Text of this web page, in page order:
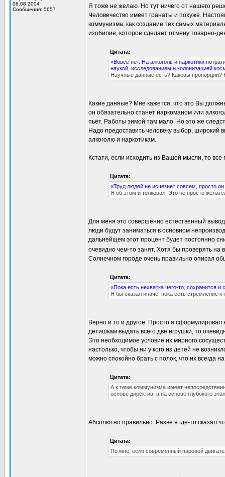
06.08.2004
Сообщения: 5657
Я тоже не желаю. Но тут ничего от нашего
Человечество имеет гранаты и похуже.
коммунизма, как создание тех самых
изобилие, которое сделает отмену товарно-
Цитата:
«Вовсе нет. На алкоголь и наркотики
наукой, исследованием и колонизацией
Научные данные есть? Каковы пропорции?
Какие данные? Мне кажется, что это Вы
он обязательно станет наркоманом или
пьёт. Работы зимой там мало. Но это же
Надо предоставить человеку выбор, широкий
алкоголю и наркотикам.
Кстати, если исходить из Вашей мысли, то
Цитата:
«Труд людей не исчезнет совсем, просто
Я об этом и толковал. Это не просто
Для меня это совершенно естественный
люди будут заниматься в основном
дальнейщем этот процент будет постоянно
очевидно чем-то занят. Хотя бы проверять на
Солнечном городе очень правильно описал
Цитата:
«Пока есть нехватка чего-то, сохранится и
Я бы сказал иначе: пока есть стремление
Верно и то и другое. Просто я
детишкам выдать всего две игрушки, то
Это необходимое условие их мирного
настолько, чтобы ни у кого из детей не
можно спокойно брать с полок, что их всегда на
Цитата:
А к теме коммунизма имеет
основе директив, а на основе глубокого
Абсолютно правильно. Разве я где-то сказал
Цитата:
По мне, если современный паровой